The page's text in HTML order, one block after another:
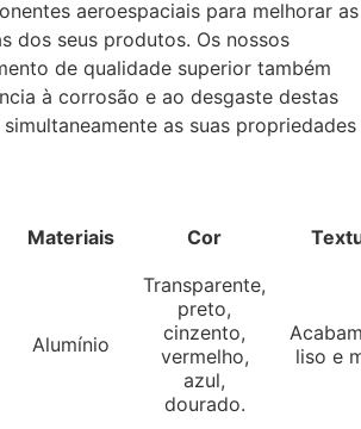
aeroespaciais para melhorar as
dos seus produtos. Os nossos
de qualidade superior também
à corrosão e ao desgaste destas
as suas propriedades
Materiais Cor
Alumínio
Transparente,
preto,
cinzento,
vermelho,
azul,
dourado.
liso e